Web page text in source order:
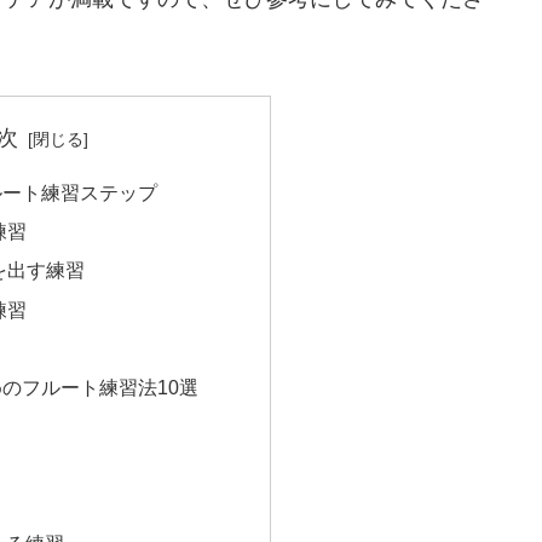
ト練習ステップ
習
出す練習
習
フルート練習法10選